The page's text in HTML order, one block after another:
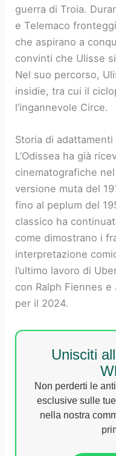
guerra di Troia.
e Telemaco
che aspirano a
convinti che Ulisse
Nel suo percorso,
insidie, tra cui il
l’ingannevole Circe.
Storia di
L’Odissea ha già
cinematografiche
versione muta del
fino al peplum del
classico ha
come dimostrano i
interpretazione
l’ultimo lavoro di
con Ralph Fiennes
per il 2024.
Unisciti
Non perderti le
esclusive sulle
nella nostra